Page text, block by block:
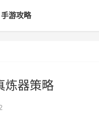
手游攻略
炼器策略